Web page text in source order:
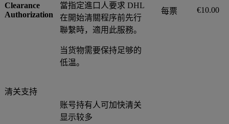
Clearance
Authorization
當指定進口人要求 DHL
在開始清關程序前先行
聯繫時，適用此服務。
当货物需要保持足够的
低温。
每票 €10.00
清关支持
账号持有人可加快清关
显示较多